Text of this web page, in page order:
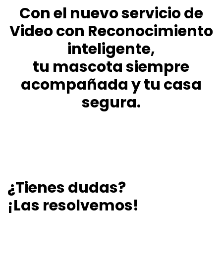
Con el nuevo servicio de
Video con Reconocimiento
inteligente,
tu mascota siempre
acompañada y tu casa
segura.
¿Tienes dudas?
¡Las resolvemos!